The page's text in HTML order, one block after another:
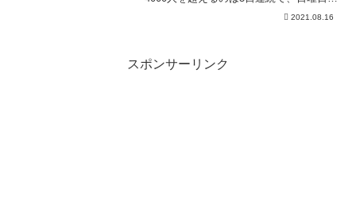
しては過去最多です。 感染の拡大で、
市民生活にも影響が出始めています。
2021.08.16
スポンサーリンク